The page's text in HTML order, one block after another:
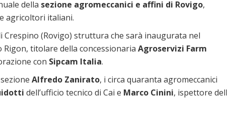
della sezione agromeccanici e affini di Rovigo,
agricoltori italiani.
Crespino (Rovigo) struttura che sarà inaugurata nel
titolare della concessionaria Agroservizi Farm
con Sipcam Italia.
Alfredo Zanirato, i circa quaranta agromeccanici
dell’ufficio tecnico di Cai e Marco Cinini, ispettore